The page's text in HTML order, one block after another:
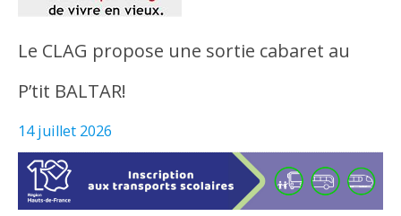
Le CLAG propose une sortie cabaret au
P’tit BALTAR!
14 juillet 2026